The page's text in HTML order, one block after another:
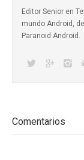
Editor Senior en
mundo Android,
Paranoid Android.
Comentarios